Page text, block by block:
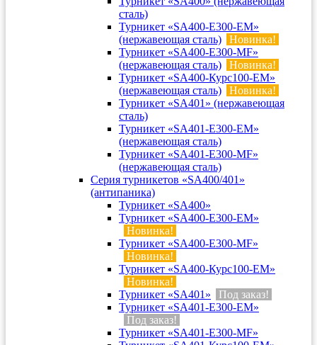
сталь)
Турникет «SA400-Е300-EM»
(нержавеющая сталь)
Новинка!
Турникет «SA400-Е300-MF»
(нержавеющая сталь)
Новинка!
Турникет «SA400-Курс100-EM»
(нержавеющая сталь)
Новинка!
Турникет «SA401» (нержавеющая
сталь)
Турникет «SA401-E300-EM»
(нержавеющая сталь)
Турникет «SA401-E300-MF»
(нержавеющая сталь)
Серия турникетов «SA400/401»
(антипаника)
Турникет «SA400»
Турникет «SA400-Е300-EM»
Новинка!
Турникет «SA400-Е300-MF»
Новинка!
Турникет «SA400-Курс100-EM»
Новинка!
Турникет «SA401»
Под заказ!
Турникет «SA401-E300-EM»
Под заказ!
Турникет «SA401-E300-MF»